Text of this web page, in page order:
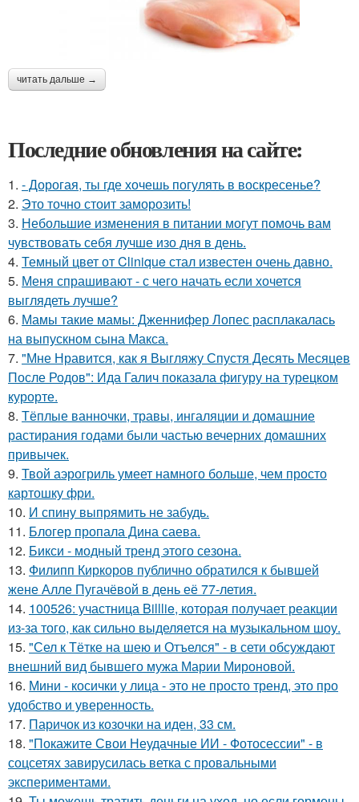
читать дальше →
Последние обновления на сайте:
1. - Дорогая, ты где хочешь погулять в воскресенье?
2. Это точно стоит заморозить!
3. Небольшие изменения в питании могут помочь вам
чувствовать себя лучше изо дня в день.
4. Темный цвет от Clinique стал известен очень давно.
5. Меня спрашивают - с чего начать если хочется
выглядеть лучше?
6. Мамы такие мамы: Дженнифер Лопес расплакалась
на выпускном сына Макса.
7. "Мне Нравится, как я Выгляжу Спустя Десять Месяцев
После Родов": Ида Галич показала фигуру на турецком
курорте.
8. Тёплые ванночки, травы, ингаляции и домашние
растирания годами были частью вечерних домашних
привычек.
9. Твой аэрогриль умеет намного больше, чем просто
картошку фри.
10. И спину выпрямить не забудь.
11. Блогер пропала Дина саева.
12. Бикси - модный тренд этого сезона.
13. Филипп Киркоров публично обратился к бывшей
жене Алле Пугачёвой в день её 77-летия.
14. 100526: участница Billlie, которая получает реакции
из-за того, как сильно выделяется на музыкальном шоу.
15. "Сел к Тётке на шею и Отъелся" - в сети обсуждают
внешний вид бывшего мужа Марии Мироновой.
16. Мини - косички у лица - это не просто тренд, это про
удобство и уверенность.
17. Паричок из козочки на иден, 33 см.
18. "Покажите Свои Неудачные ИИ - Фотосессии" - в
соцсетях завирусилась ветка с провальными
экспериментами.